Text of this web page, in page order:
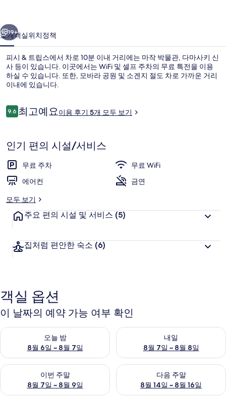
사
진
갤
러
19+
소개객실위치정책
피시 & 트립스에서 차로 10분 이내 거리에는 마작 박물관, 다마사키 신
사 등이 있습니다. 이곳에서는 WiFi 및 셀프 주차의 무료 특전을 이용
하실 수 있습니다. 또한, 모바라 공원 및 소겐지 절도 차로 가까운 거리
이내에 있습니다.
이
용
기
9.610점 만점 중 9.6점.
최고예요이용 후기 5개 모두 보기
인기 편의 시설/서비스
무료 주차
무료 WiFi
에어컨
금연
모두 보기
주요 편의 시설 및 서비스 (5)
집처럼 편안한 숙소 (6)
객실 옵션
이 날짜의 예약 가능 여부 확인
오늘 밤
8월 6일 ~ 8월 7일
오늘 밤 예약 가능 여부 확인, 8월 6일 ~ 8월 7일
내일
8월 7일 ~ 8월 8일
내일 예약 가능 여부 확인, 8월
이번 주말
8월 7일 ~ 8월 9일
이번 주말 예약 가능 여부 확인, 8월 7일 ~ 8월 9일
다음 주말
8월 14일 ~ 8월 16일
다음 주말 예약 가능 여부 확인,